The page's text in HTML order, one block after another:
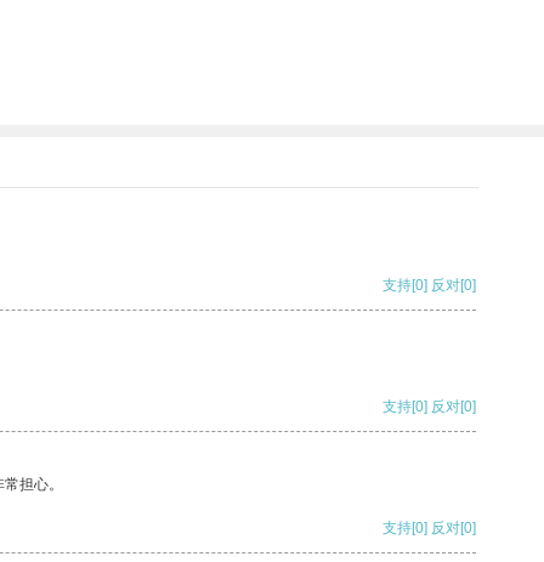
支持[0] 反对[0]
支持[0] 反对[0]
担心。
支持[0] 反对[0]